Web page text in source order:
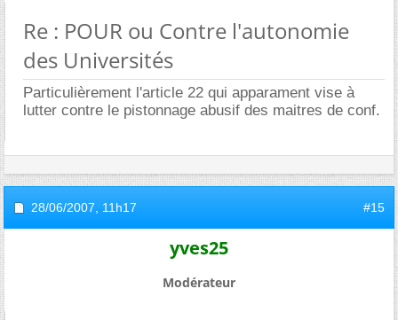
Re : POUR ou Contre l'autonomie
des Universités
Particulièrement l'article 22 qui apparament vise à
lutter contre le pistonnage abusif des maitres de conf.
28/06/2007, 11h17 #15
yves25
Modérateur